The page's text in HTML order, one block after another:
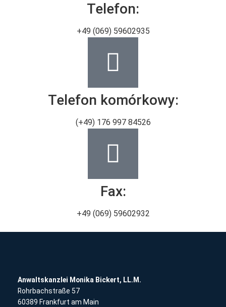
Telefon:
+49 (069) 59602935
Telefon komórkowy:
(+49) 176 997 84526
Fax:
+49 (069) 59602932
Anwaltskanzlei Monika Bickert, LL.M.
Rohrbachstraße 57
60389 Frankfurt am Main